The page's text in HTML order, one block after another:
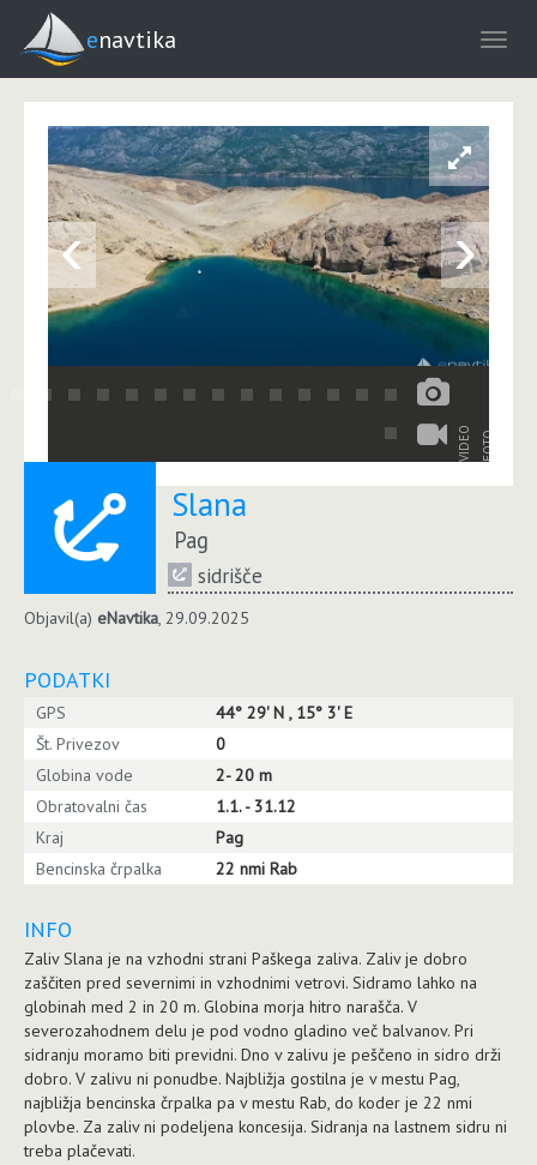
enavtika
‹ ›
VIDEO FOTO
Slana
Pag
sidrišče
Objavil(a) eNavtika, 29.09.2025
PODATKI
GPS
44° 29' N , 15° 3' E
Št. Privezov
0
Globina vode
2- 20 m
Obratovalni čas
1.1. - 31.12
Kraj
Pag
Bencinska črpalka
22 nmi Rab
INFO
Zaliv Slana je na vzhodni strani Paškega zaliva. Zaliv je dobro
zaščiten pred severnimi in vzhodnimi vetrovi. Sidramo lahko na
globinah med 2 in 20 m. Globina morja hitro narašča. V
severozahodnem delu je pod vodno gladino več balvanov. Pri
sidranju moramo biti previdni. Dno v zalivu je peščeno in sidro drži
dobro. V zalivu ni ponudbe. Najbližja gostilna je v mestu Pag,
najbližja bencinska črpalka pa v mestu Rab, do koder je 22 nmi
plovbe. Za zaliv ni podeljena koncesija. Sidranja na lastnem sidru ni
treba plačevati.